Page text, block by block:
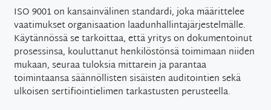
ISO 9001 on kansainvälinen standardi, joka määrittelee
vaatimukset organisaation laadunhallintajärjestelmälle.
Käytännössä se tarkoittaa, että yritys on dokumentoinut
prosessinsa, kouluttanut henkilöstönsä toimimaan niiden
mukaan, seuraa tuloksia mittarein ja parantaa
toimintaansa säännöllisten sisäisten auditointien sekä
ulkoisen sertifiointielimen tarkastusten perusteella.